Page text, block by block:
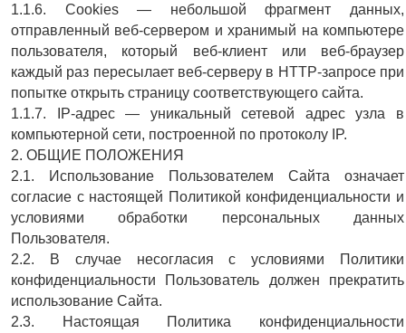
1.1.6. Cookies — небольшой фрагмент данных,
отправленный веб-сервером и хранимый на компьютере
пользователя, который веб-клиент или веб-браузер
каждый раз пересылает веб-серверу в HTTP-запросе при
попытке открыть страницу соответствующего сайта.
1.1.7. IP-адрес — уникальный сетевой адрес узла в
компьютерной сети, построенной по протоколу IP.
2. ОБЩИЕ ПОЛОЖЕНИЯ
2.1. Использование Пользователем Сайта означает
согласие с настоящей Политикой конфиденциальности и
условиями обработки персональных данных
Пользователя.
2.2. В случае несогласия с условиями Политики
конфиденциальности Пользователь должен прекратить
использование Сайта.
2.3. Настоящая Политика конфиденциальности